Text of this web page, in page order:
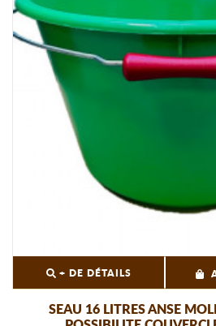
+ DE DÉTAILS
SEAU 16 LITRES ANSE